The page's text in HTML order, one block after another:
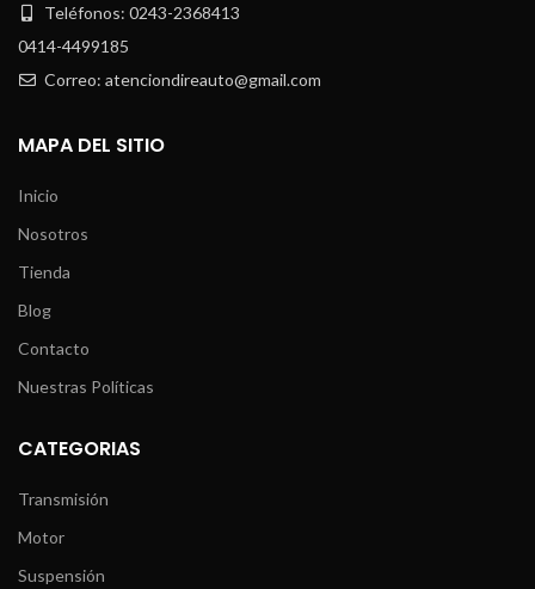
Teléfonos: 0243-2368413
0414-4499185
Correo: atenciondireauto@gmail.com
MAPA DEL SITIO
Inicio
Nosotros
Tienda
Blog
Contacto
Nuestras Políticas
CATEGORIAS
Transmisión
Motor
Suspensión